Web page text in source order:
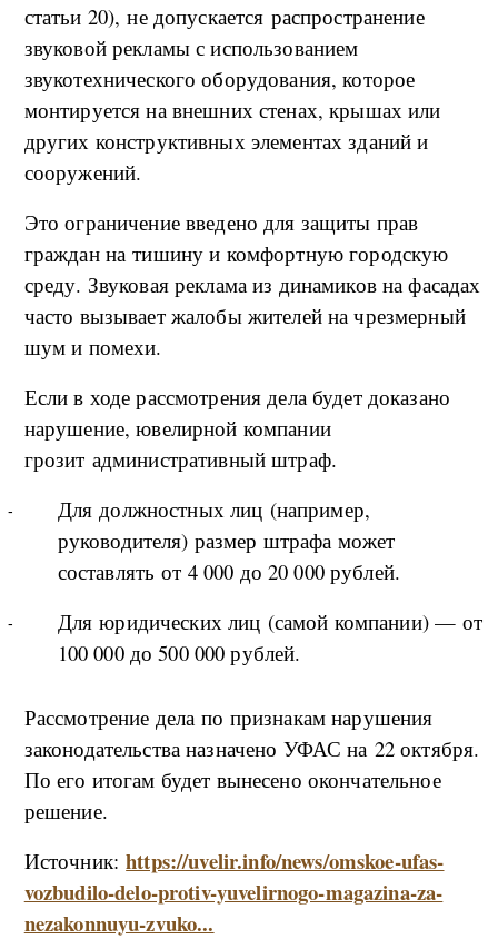
статьи 20), не допускается распространение
звуковой рекламы с использованием
звукотехнического оборудования, которое
монтируется на внешних стенах, крышах или
других конструктивных элементах зданий и
сооружений.
Это ограничение введено для защиты прав
граждан на тишину и комфортную городскую
среду. Звуковая реклама из динамиков на фасадах
часто вызывает жалобы жителей на чрезмерный
шум и помехи.
Если в ходе рассмотрения дела будет доказано
нарушение, ювелирной компании
грозит административный штраф.
Для должностных лиц (например,
руководителя) размер штрафа может
составлять от 4 000 до 20 000 рублей.
Для юридических лиц (самой компании) — от
100 000 до 500 000 рублей.
Рассмотрение дела по признакам нарушения
законодательства назначено УФАС на 22 октября.
По его итогам будет вынесено окончательное
решение.
Источник: https://uvelir.info/news/omskoe-ufas-
vozbudilo-delo-protiv-yuvelirnogo-magazina-za-
nezakonnuyu-zvuko...